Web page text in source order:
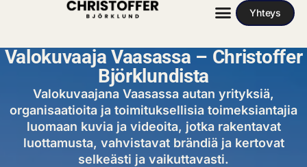
Yhteys
Valokuvaaja Vaasassa – Christoffer
Björklundista
Valokuvaajana Vaasassa autan yrityksiä,
organisaatioita ja toimituksellisia toimeksiantajia
luomaan kuvia ja videoita, jotka rakentavat
luottamusta, vahvistavat brändiä ja kertovat
selkeästi ja vaikuttavasti.